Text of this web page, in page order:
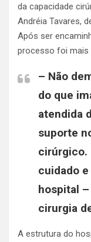
da capacidade
Andréia Tavares,
Após ser
processo foi mais
– Não
do que
atendida
suporte
cirúrgico.
cuidado
hospital
cirurgia
A estrutura do